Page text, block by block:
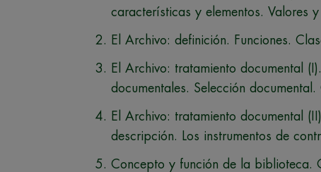
características y elementos. Valores
El Archivo: definición. Funciones.
El Archivo: tratamiento documental
documentales. Selección
El Archivo: tratamiento documental
descripción. Los instrumentos de
Concepto y función de la biblioteca.